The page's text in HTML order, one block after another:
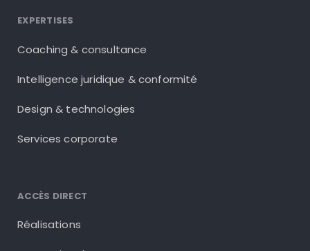
EXPERTISES
Coaching & consultance
Intelligence juridique & conformité
Design & technologies
Services corporate
ACCÈS DIRECT
Réalisations